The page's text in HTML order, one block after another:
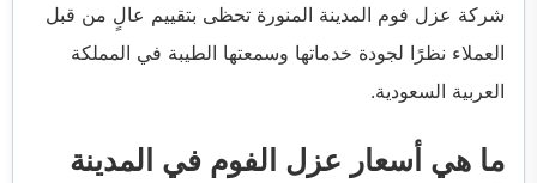
شركة عزل فوم المدينة المنورة تحظى بتقييم عالٍ من قبل
العملاء نظرًا لجودة خدماتها وسمعتها الطيبة في المملكة
العربية السعودية.
ما هي أسعار عزل الفوم في المدينة